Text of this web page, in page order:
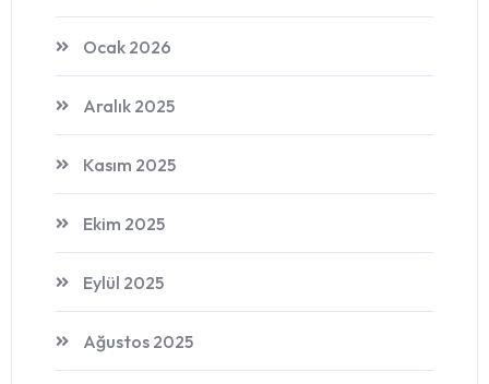
Ocak 2026
Aralık 2025
Kasım 2025
Ekim 2025
Eylül 2025
Ağustos 2025